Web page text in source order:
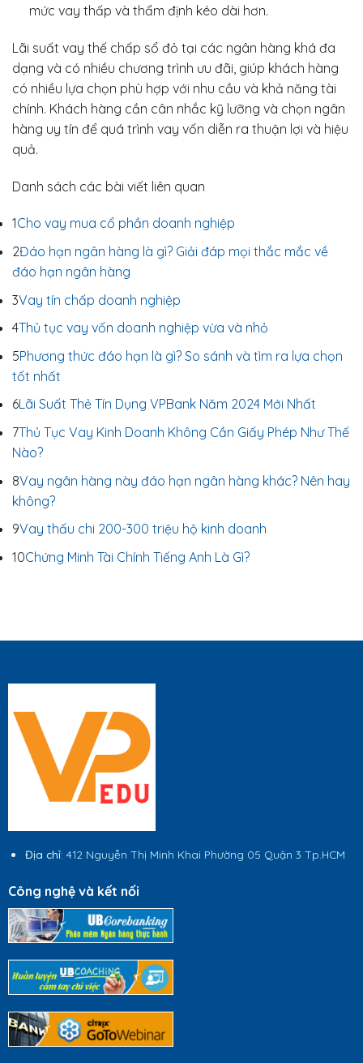
mức vay thấp và thẩm định kéo dài hơn.
Lãi suất vay thế chấp sổ đỏ tại các ngân hàng khá đa
dạng và có nhiều chương trình ưu đãi, giúp khách hàng
có nhiều lựa chọn phù hợp với nhu cầu và khả năng tài
chính. Khách hàng cần cân nhắc kỹ lưỡng và chọn ngân
hàng uy tín để quá trình vay vốn diễn ra thuận lợi và hiệu
quả.
Danh sách các bài viết liên quan
1Cho vay mua cổ phần doanh nghiệp
2Đáo hạn ngân hàng là gì? Giải đáp mọi thắc mắc về
đáo hạn ngân hàng
3Vay tín chấp doanh nghiệp
4Thủ tục vay vốn doanh nghiệp vừa và nhỏ
5Phương thức đáo hạn là gì? So sánh và tìm ra lựa chọn
tốt nhất
6Lãi Suất Thẻ Tín Dụng VPBank Năm 2024 Mới Nhất
7Thủ Tục Vay Kinh Doanh Không Cần Giấy Phép Như Thế
Nào?
8Vay ngân hàng này đáo hạn ngân hàng khác? Nên hay
không?
9Vay thấu chi 200-300 triệu hộ kinh doanh
10Chứng Minh Tài Chính Tiếng Anh Là Gì?
Địa chỉ: 412 Nguyễn Thị Minh Khai Phường 05 Quận 3 Tp.HCM
Công nghệ và kết nối